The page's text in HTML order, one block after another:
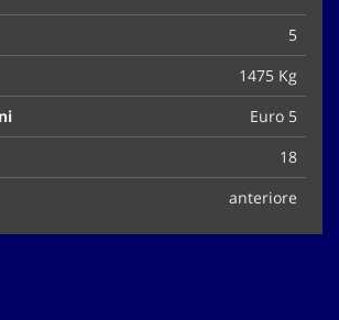
5
1475 Kg
Euro 5
18
anteriore